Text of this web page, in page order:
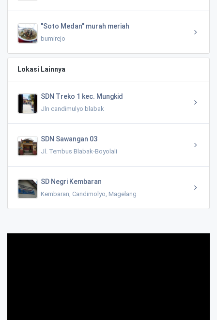
"Soto Medan" murah meriah
bumirejo
Lokasi Lainnya
SDN Treko 1 kec. Mungkid
Jln candimulyo blabak
SDN Sawangan 03
Jl. Tembus Blabak-Boyolali
SD Negri Kembaran
Kembaran, Candimolyo, Magelang